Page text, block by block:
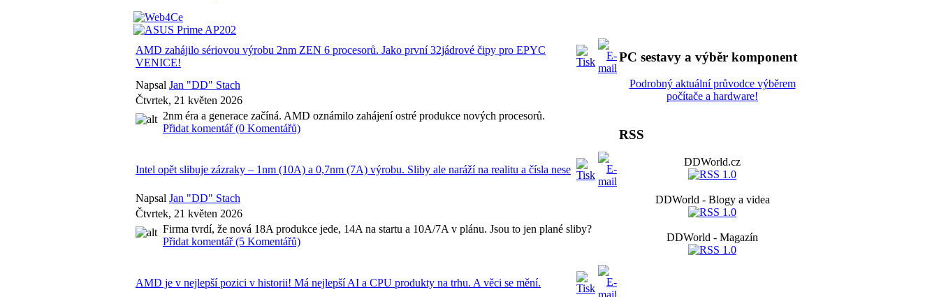
AMD zahájilo sériovou výrobu 2nm ZEN 6 procesorů. Jako první 32jádrové čipy pro EPYC
VENICE!
Napsal Jan "DD" Stach
Čtvrtek, 21 květen 2026
2nm éra a generace začíná. AMD oznámilo zahájení ostré produkce nových procesorů.
Přidat komentář (0 Komentářů)
Intel opět slibuje zázraky – 1nm (10A) a 0,7nm (7A) výrobu. Sliby ale naráží na realitu a čísla nese
Napsal Jan "DD" Stach
Čtvrtek, 21 květen 2026
Firma tvrdí, že nová 18A produkce jede, 14A na startu a 10A/7A v plánu. Jsou to jen plané sliby?
Přidat komentář (5 Komentářů)
AMD je v nejlepší pozici v historii! Má nejlepší AI a CPU produkty na trhu. A věci se mění.
PC sestavy a výběr komponent
Podrobný aktuální průvodce výběrem
počítače a hardware!
RSS
DDWorld.cz
DDWorld - Blogy a videa
DDWorld - Magazín